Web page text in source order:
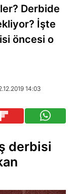
Derbide
İşte
öncesi o
14:03
derbisi